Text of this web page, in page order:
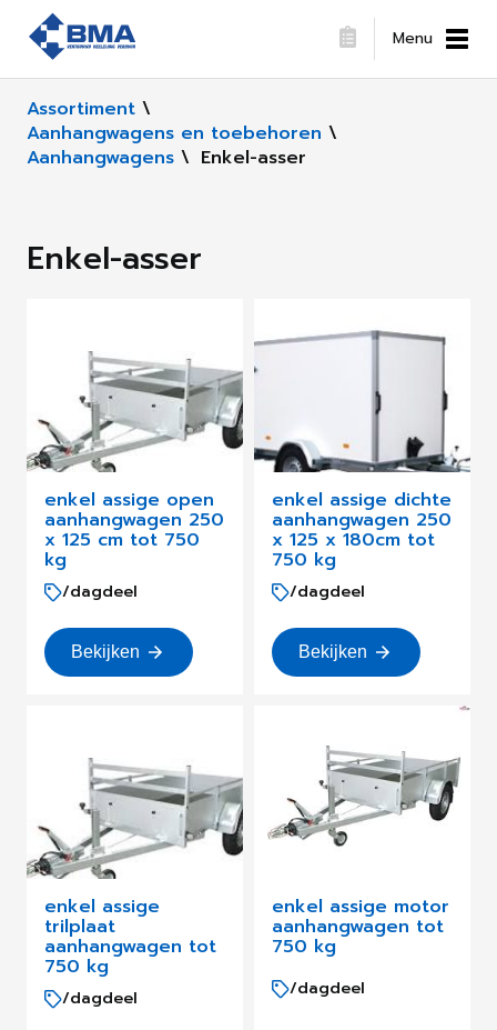
Menu
Assortiment \
Aanhangwagens en toebehoren \
Aanhangwagens \ Enkel-asser
Enkel-asser
enkel assige open
aanhangwagen 250
x 125 cm tot 750
kg
/dagdeel
Bekijken
enkel assige dichte
aanhangwagen 250
x 125 x 180cm tot
750 kg
/dagdeel
Bekijken
enkel assige
trilplaat
aanhangwagen tot
750 kg
/dagdeel
enkel assige motor
aanhangwagen tot
750 kg
/dagdeel